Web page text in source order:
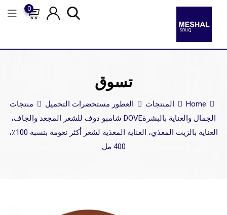
0
تسوق
Home المنتجات العطور مستحضرات التجميل
منتجات
الجمال والعناية بالبشرة
DOVE شامبو دوف للشعر المجعد والجاف،
العناية بالزيت المغذي، العناية المغذية لشعر أكثر نعومة بنسبة 100٪،
400 مل